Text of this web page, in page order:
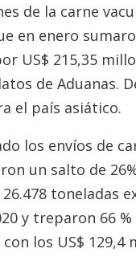
de la carne
en enero
US$ 215,35
de Aduanas.
el país asiático.
los envíos de
un salto de
toneladas
y treparon 66
los US$ 129,4